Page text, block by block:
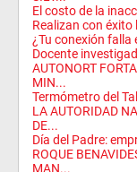
El costo de la
Realizan con
¿Tu conexión falla
Docente
AUTONORT
MIN...
Termómetro del
LA AUTORIDAD
DE...
Día del Padre:
ROQUE
MAN...